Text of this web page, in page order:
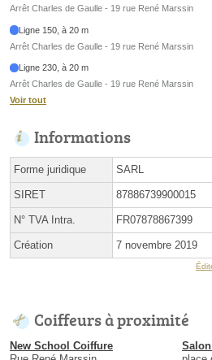
Arrêt Charles de Gaulle - 19 rue René Marssin
Ligne 150, à 20 m
Arrêt Charles de Gaulle - 19 rue René Marssin
Ligne 230, à 20 m
Arrêt Charles de Gaulle - 19 rue René Marssin
Voir tout
Informations
Forme juridique SARL
SIRET 87886739900015
N° TVA Intra. FR07878867399
Création 7 novembre 2019
Coiffeurs à proximité
New School Coiffure